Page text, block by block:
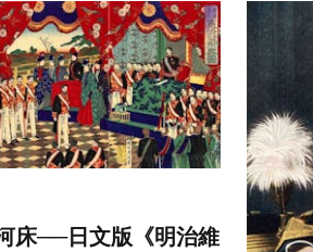
床──日文版《明治維